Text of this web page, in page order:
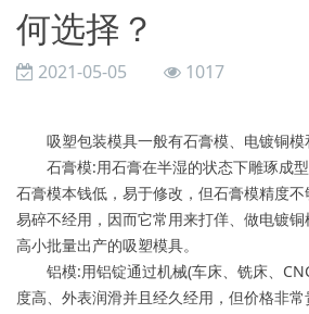
何选择？
2021-05-05 1017
吸塑包装模具一般有石膏模、电镀铜模
石膏模:用石膏在半湿的状态下雕琢成型
石膏模本钱低，易于修改，但石膏模精度
易碎不经用，因而它常用来打佯、做电镀
高小批量出产的吸塑模具。
铝模:用铝锭通过机械(车床、铣床、
度高、外表润滑并且经久经用，但价格非